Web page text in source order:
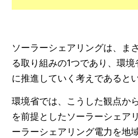
ソーラーシェアリングは、ま
る取り組みの1つであり、環
に推進していく考えであるとい
環境省では、こうした観点か
を前提としたソーラーシェア
ーラーシェアリング電力を地